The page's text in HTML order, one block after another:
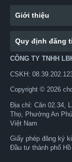
Giới thiệu
Quy định đăng
CÔNG TY TNHH
CSKH:
Copyright © 2026
Địa chỉ: Căn 02.34,
Thọ, Phường An
Việt Nam
Giấy phép đăng ký
Đầu tư thành phố